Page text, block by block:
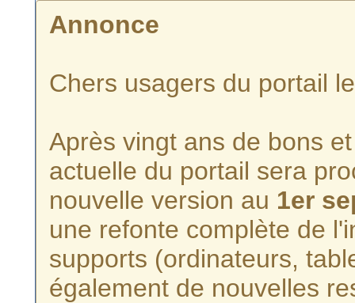
Annonce
Chers usagers du portail
Après vingt ans de bons
actuelle du portail sera
nouvelle version au 1er
une refonte complète de
supports (ordinateurs,
également de nouvelles